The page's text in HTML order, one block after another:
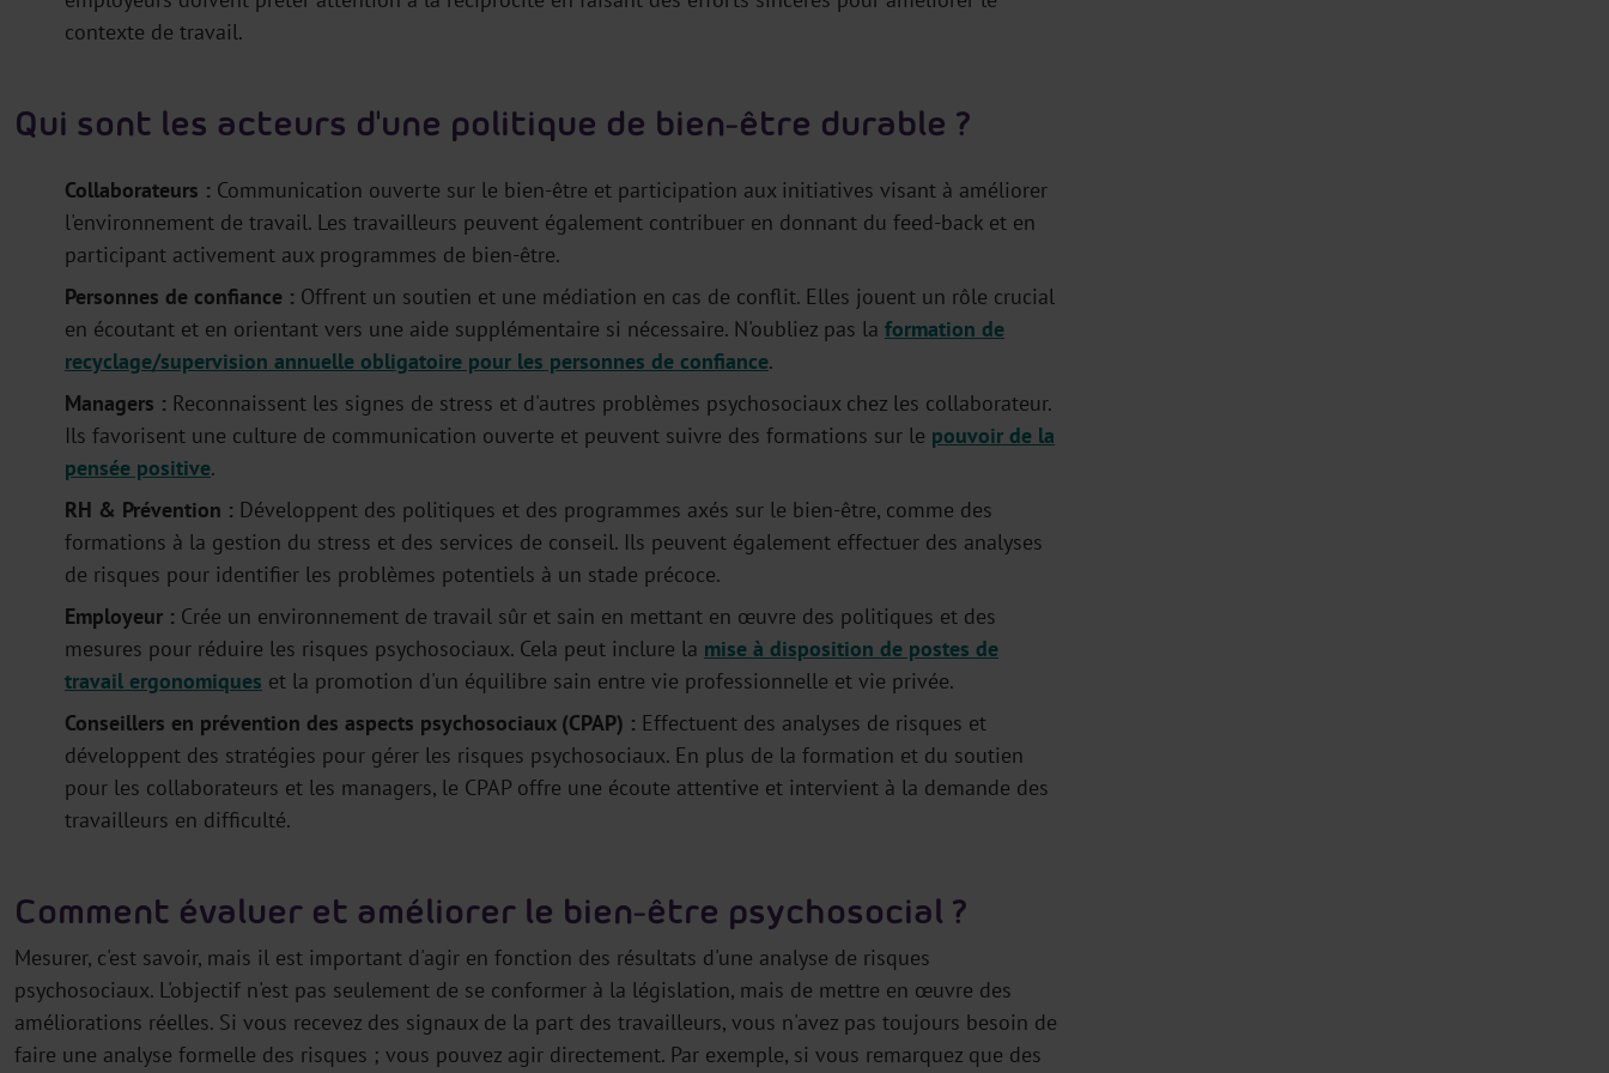
contexte de travail.
Qui sont les acteurs d'une politique de bien-être durable ?
Collaborateurs : Communication ouverte sur le bien-être et participation aux initiatives visant à améliorer
l'environnement de travail. Les travailleurs peuvent également contribuer en donnant du feed-back et en
participant activement aux programmes de bien-être.
Personnes de confiance : Offrent un soutien et une médiation en cas de conflit. Elles jouent un rôle crucial
en écoutant et en orientant vers une aide supplémentaire si nécessaire. N'oubliez pas la formation de
recyclage/supervision annuelle obligatoire pour les personnes de confiance.
Managers : Reconnaissent les signes de stress et d'autres problèmes psychosociaux chez les collaborateur.
Ils favorisent une culture de communication ouverte et peuvent suivre des formations sur le pouvoir de la
pensée positive.
RH & Prévention : Développent des politiques et des programmes axés sur le bien-être, comme des
formations à la gestion du stress et des services de conseil. Ils peuvent également effectuer des analyses
de risques pour identifier les problèmes potentiels à un stade précoce.
Employeur : Crée un environnement de travail sûr et sain en mettant en œuvre des politiques et des
mesures pour réduire les risques psychosociaux. Cela peut inclure la mise à disposition de postes de
travail ergonomiques et la promotion d'un équilibre sain entre vie professionnelle et vie privée.
Conseillers en prévention des aspects psychosociaux (CPAP) : Effectuent des analyses de risques et
développent des stratégies pour gérer les risques psychosociaux. En plus de la formation et du soutien
pour les collaborateurs et les managers, le CPAP offre une écoute attentive et intervient à la demande des
travailleurs en difficulté.
Comment évaluer et améliorer le bien-être psychosocial ?
Mesurer, c'est savoir, mais il est important d'agir en fonction des résultats d'une analyse de risques
psychosociaux. L'objectif n'est pas seulement de se conformer à la législation, mais de mettre en œuvre des
améliorations réelles. Si vous recevez des signaux de la part des travailleurs, vous n'avez pas toujours besoin de
faire une analyse formelle des risques ; vous pouvez agir directement. Par exemple, si vous remarquez que des